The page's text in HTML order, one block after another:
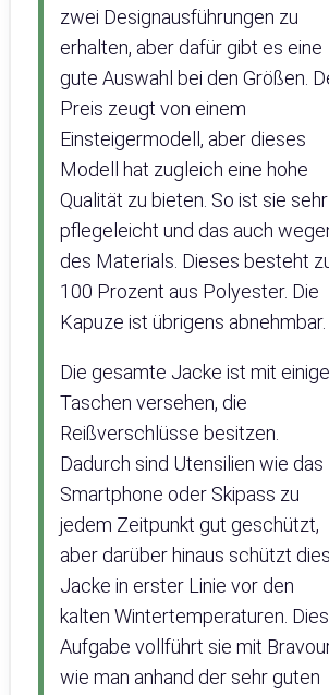
zwei Designausführungen zu
erhalten, aber dafür gibt es eine
gute Auswahl bei den Größen.
Preis zeugt von einem
Einsteigermodell, aber dieses
Modell hat zugleich eine hohe
Qualität zu bieten. So ist sie sehr
pflegeleicht und das auch
des Materials. Dieses besteht
100 Prozent aus Polyester. Die
Kapuze ist übrigens abnehmbar.
Die gesamte Jacke ist mit
Taschen versehen, die
Reißverschlüsse besitzen.
Dadurch sind Utensilien wie das
Smartphone oder Skipass zu
jedem Zeitpunkt gut geschützt,
aber darüber hinaus schützt
Jacke in erster Linie vor den
kalten Wintertemperaturen.
Aufgabe vollführt sie mit
wie man anhand der sehr guten